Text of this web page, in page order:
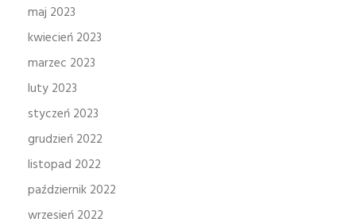
maj 2023
kwiecień 2023
marzec 2023
luty 2023
styczeń 2023
grudzień 2022
listopad 2022
październik 2022
wrzesień 2022